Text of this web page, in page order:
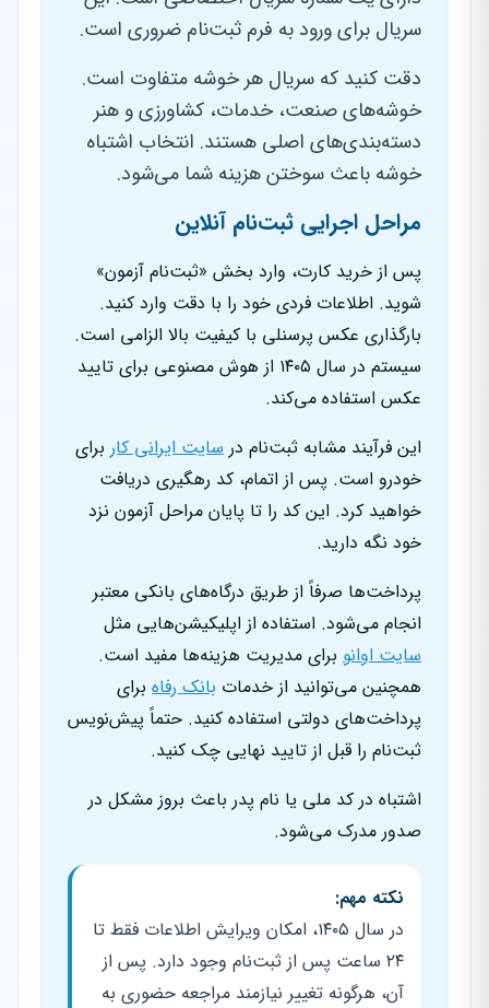
سریال برای ورود به فرم ثبت‌نام ضروری است.
دقت کنید که سریال هر خوشه متفاوت است.
خوشه‌های صنعت، خدمات، کشاورزی و هنر
دسته‌بندی‌های اصلی هستند. انتخاب اشتباه
خوشه باعث سوختن هزینه شما می‌شود.
مراحل اجرایی ثبت‌نام آنلاین
پس از خرید کارت، وارد بخش «ثبت‌نام آزمون»
شوید. اطلاعات فردی خود را با دقت وارد کنید.
بارگذاری عکس پرسنلی با کیفیت بالا الزامی است.
سیستم در سال ۱۴۰۵ از هوش مصنوعی برای تایید
عکس استفاده می‌کند.
این فرآیند مشابه ثبت‌نام در سایت ایرانی کار برای
خودرو است. پس از اتمام، کد رهگیری دریافت
خواهید کرد. این کد را تا پایان مراحل آزمون نزد
خود نگه دارید.
پرداخت‌ها صرفاً از طریق درگاه‌های بانکی معتبر
انجام می‌شود. استفاده از اپلیکیشن‌هایی مثل
سایت اوانو برای مدیریت هزینه‌ها مفید است.
همچنین می‌توانید از خدمات بانک رفاه برای
پرداخت‌های دولتی استفاده کنید. حتماً پیش‌نویس
ثبت‌نام را قبل از تایید نهایی چک کنید.
اشتباه در کد ملی یا نام پدر باعث بروز مشکل در
صدور مدرک می‌شود.
نکته مهم:
در سال ۱۴۰۵، امکان ویرایش اطلاعات فقط تا
۲۴ ساعت پس از ثبت‌نام وجود دارد. پس از
آن، هرگونه تغییر نیازمند مراجعه حضوری به